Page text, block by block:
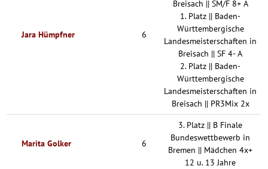
Jara Hümpfner 6
Breisach || SM/F 8+ A
1. Platz || Baden-
Württembergische
Landesmeisterschaften in
Breisach || SF 4- A
2. Platz || Baden-
Württembergische
Landesmeisterschaften in
Breisach || PR3Mix 2x
Marita Golker 6
3. Platz || B Finale
Bundeswettbewerb in
Bremen || Mädchen 4x+
12 u. 13 Jahre